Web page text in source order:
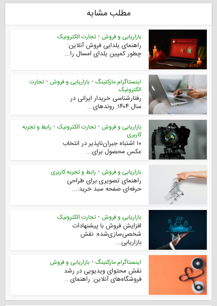
مطلب مشابه
بازاریابی و فروش • تجارت الکترونیک
راهنمای یلدایی فروش آنلاین:
چطور کمپین یلدای امسال را...
اینستاگرام مارکتینگ • بازاریابی و فروش • تجارت
الکترونیک
رفتارشناسی خریدار ایرانی در
سال ۱۴۰۴: روندهای...
بازاریابی و فروش • تجارت الکترونیک • رابط و تجربه
کاربری
۱۰ اشتباه جبران‌ناپذیر در انتخاب
عکس محصول برای...
بازاریابی و فروش • رابط و تجربه کاربری
راهنمای تصویری برای طراحی
حرفه‌ای صفحه سبد خرید:...
بازاریابی و فروش • تجارت الکترونیک
افزایش فروش با پیشنهادات
شخصی‌سازی‌شده: نقش
بازاریابی...
اینستاگرام مارکتینگ • بازاریابی و فروش
نقش محتوای ویدیویی در رشد
فروشگاه‌های آنلاین: راهنمای...